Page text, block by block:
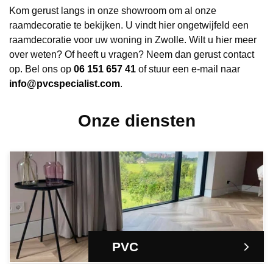
Kom gerust langs in onze showroom om al onze
raamdecoratie te bekijken. U vindt hier ongetwijfeld een
raamdecoratie voor uw woning in Zwolle. Wilt u hier meer
over weten? Of heeft u vragen? Neem dan gerust contact
op. Bel ons op 06 151 657 41 of stuur een e-mail naar
info@pvcspecialist.com.
Onze diensten
PVC